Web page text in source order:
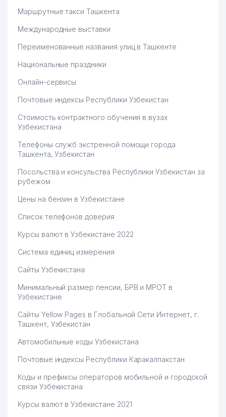
Маршрутные такси Ташкента
Международные выставки
Переименованные названия улиц в Ташкенте
Национальные праздники
Онлайн-сервисы
Почтовые индексы Республики Узбекистан
Стоимость контрактного обучения в вузах
Узбекистана
Телефоны служб экстренной помощи города
Ташкента, Узбекистан
Посольства и консульства Республики Узбекистан за
рубежом
Цены на бензин в Узбекистане
Список телефонов доверия
Курсы валют в Узбекистане 2022
Система единиц измерения
Сайты Узбекистана
Минимальный размер пенсии, БРВ и МРОТ в
Узбекистане
Сайты Yellow Pages в Глобальной Сети Интернет, г.
Ташкент, Узбекистан
Автомобильные коды Узбекистана
Почтовые индексы Республики Каракалпакстан
Коды и префиксы операторов мобильной и городской
связи Узбекистана
Курсы валют в Узбекистане 2021